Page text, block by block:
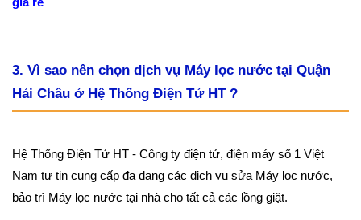
3. Vì sao nên chọn dịch vụ Máy lọc nước tại Quận
Hải Châu ở Hệ Thống Điện Tử HT ?
Hệ Thống Điện Tử HT - Công ty điện tử, điện máy số 1 Việt
Nam tự tin cung cấp đa dạng các dịch vụ sửa Máy lọc nước,
bảo trì Máy lọc nước tại nhà cho tất cả các lồng giặt.